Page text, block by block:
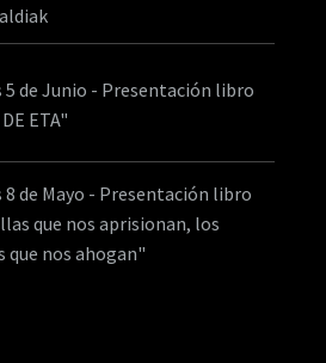
5 de Junio - Presentación libro
ETA"
8 de Mayo - Presentación libro
que nos aprisionan, los
que nos ahogan"